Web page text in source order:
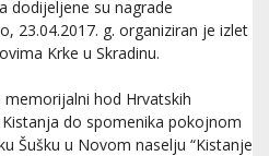
dodijeljene su nagrade
23.04.2017. g. organiziran je izlet
Krke u Skradinu.
memorijalni hod Hrvatskih
do spomenika pokojnom
Šušku u Novom naselju “Kistanje